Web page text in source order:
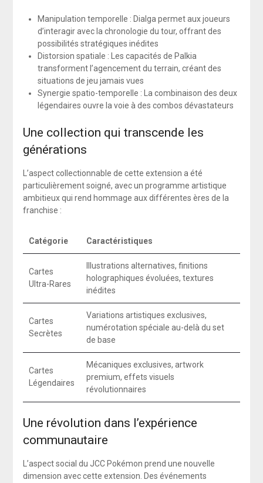
Manipulation temporelle : Dialga permet aux joueurs
d’interagir avec la chronologie du tour, offrant des
possibilités stratégiques inédites
Distorsion spatiale : Les capacités de Palkia
transforment l’agencement du terrain, créant des
situations de jeu jamais vues
Synergie spatio-temporelle : La combinaison des deux
légendaires ouvre la voie à des combos dévastateurs
Une collection qui transcende les
générations
L’aspect collectionnable de cette extension a été
particulièrement soigné, avec un programme artistique
ambitieux qui rend hommage aux différentes ères de la
franchise :
Catégorie Caractéristiques
Cartes
Ultra-Rares
Illustrations alternatives, finitions
holographiques évoluées, textures
inédites
Cartes
Secrètes
Variations artistiques exclusives,
numérotation spéciale au-delà du set
de base
Cartes
Légendaires
Mécaniques exclusives, artwork
premium, effets visuels
révolutionnaires
Une révolution dans l’expérience
communautaire
L’aspect social du JCC Pokémon prend une nouvelle
dimension avec cette extension. Des événements